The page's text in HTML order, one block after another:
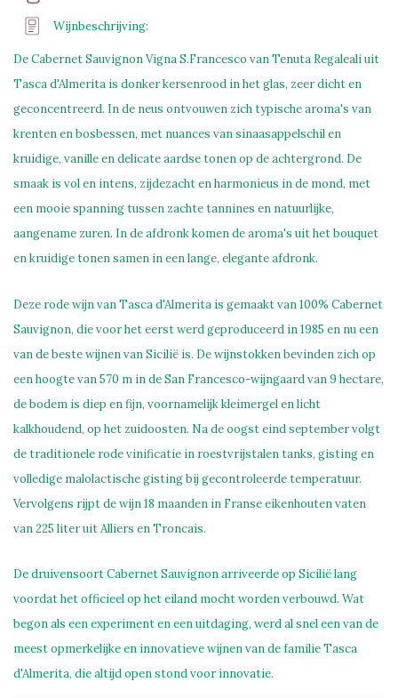
Wijnbeschrijving:
De Cabernet Sauvignon Vigna S.Francesco van Tenuta Regaleali uit
Tasca d'Almerita is donker kersenrood in het glas, zeer dicht en
geconcentreerd. In de neus ontvouwen zich typische aroma's van
krenten en bosbessen, met nuances van sinaasappelschil en
kruidige, vanille en delicate aardse tonen op de achtergrond. De
smaak is vol en intens, zijdezacht en harmonieus in de mond, met
een mooie spanning tussen zachte tannines en natuurlijke,
aangename zuren. In de afdronk komen de aroma's uit het bouquet
en kruidige tonen samen in een lange, elegante afdronk.
Deze rode wijn van Tasca d'Almerita is gemaakt van 100% Cabernet
Sauvignon, die voor het eerst werd geproduceerd in 1985 en nu een
van de beste wijnen van Sicilië is. De wijnstokken bevinden zich op
een hoogte van 570 m in de San Francesco-wijngaard van 9 hectare,
de bodem is diep en fijn, voornamelijk kleimergel en licht
kalkhoudend, op het zuidoosten. Na de oogst eind september volgt
de traditionele rode vinificatie in roestvrijstalen tanks, gisting en
volledige malolactische gisting bij gecontroleerde temperatuur.
Vervolgens rijpt de wijn 18 maanden in Franse eikenhouten vaten
van 225 liter uit Alliers en Troncais.
De druivensoort Cabernet Sauvignon arriveerde op Sicilië lang
voordat het officieel op het eiland mocht worden verbouwd. Wat
begon als een experiment en een uitdaging, werd al snel een van de
meest opmerkelijke en innovatieve wijnen van de familie Tasca
d'Almerita, die altijd open stond voor innovatie.